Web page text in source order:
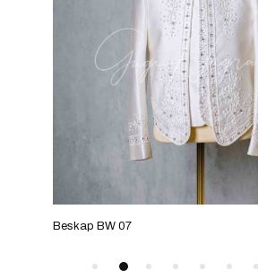
Beskap BW 07